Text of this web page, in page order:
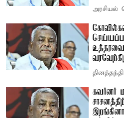
அரசியல்
உத்தரவை
தினத்தந்தி
கவர்னர்